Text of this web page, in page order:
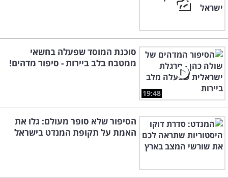
19:48
סוכנת המוסד שפעלה בחשאי
ממטבח בלב ביירות - סיפור מדהים!
הסיפור שלא סופר מעולם: גלו את
האמת על תקופת המנדט בישראל